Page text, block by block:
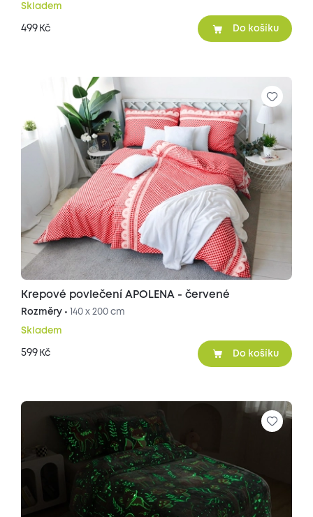
Skladem
499 Kč Do košíku
Krepové povlečení APOLENA - červené
Rozměry • 140 x 200 cm
Skladem
599 Kč Do košíku